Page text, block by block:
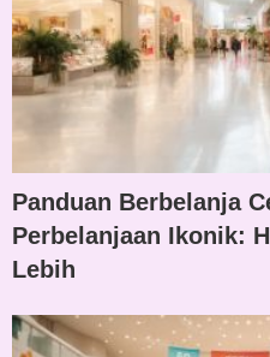
Panduan Berbelanja
Perbelanjaan Ikonik:
Lebih